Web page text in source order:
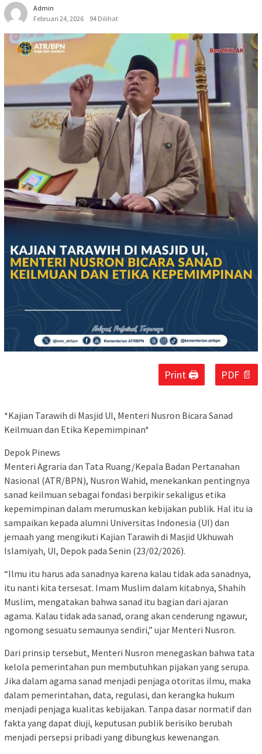
Admin
Februari 24, 2026
94 Dilihat
Print 🖨 PDF 📄
*Kajian Tarawih di Masjid UI, Menteri Nusron Bicara Sanad
Keilmuan dan Etika Kepemimpinan*
Depok Pinews
Menteri Agraria dan Tata Ruang/Kepala Badan Pertanahan
Nasional (ATR/BPN), Nusron Wahid, menekankan pentingnya
sanad keilmuan sebagai fondasi berpikir sekaligus etika
kepemimpinan dalam merumuskan kebijakan publik. Hal itu ia
sampaikan kepada alumni Universitas Indonesia (UI) dan
jemaah yang mengikuti Kajian Tarawih di Masjid Ukhuwah
Islamiyah, UI, Depok pada Senin (23/02/2026).
“Ilmu itu harus ada sanadnya karena kalau tidak ada sanadnya,
itu nanti kita tersesat. Imam Muslim dalam kitabnya, Shahih
Muslim, mengatakan bahwa sanad itu bagian dari ajaran
agama. Kalau tidak ada sanad, orang akan cenderung ngawur,
ngomong sesuatu semaunya sendiri,” ujar Menteri Nusron.
Dari prinsip tersebut, Menteri Nusron menegaskan bahwa tata
kelola pemerintahan pun membutuhkan pijakan yang serupa.
Jika dalam agama sanad menjadi penjaga otoritas ilmu, maka
dalam pemerintahan, data, regulasi, dan kerangka hukum
menjadi penjaga kualitas kebijakan. Tanpa dasar normatif dan
fakta yang dapat diuji, keputusan publik berisiko berubah
menjadi persepsi pribadi yang dibungkus kewenangan.